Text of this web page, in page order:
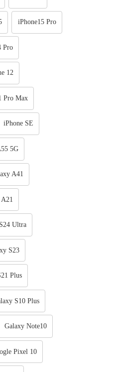
iPhone15 Pro
Pro
12
Pro Max
iPhone SE
5G
A41
Ultra
S23
Plus
S10 Plus
Galaxy Note10
Pixel 10